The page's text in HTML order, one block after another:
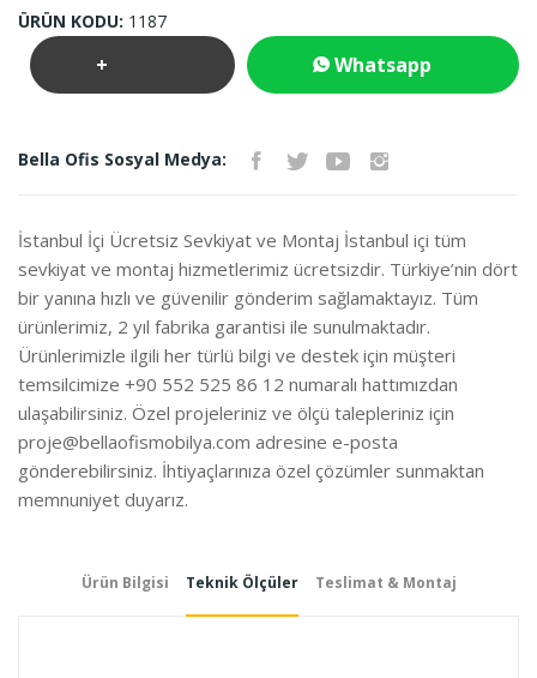
ÜRÜN KODU: 1187
+ Whatsapp
Bella Ofis Sosyal Medya:
İstanbul İçi Ücretsiz Sevkiyat ve Montaj İstanbul içi tüm
sevkiyat ve montaj hizmetlerimiz ücretsizdir. Türkiye’nin dört
bir yanına hızlı ve güvenilir gönderim sağlamaktayız. Tüm
ürünlerimiz, 2 yıl fabrika garantisi ile sunulmaktadır.
Ürünlerimizle ilgili her türlü bilgi ve destek için müşteri
temsilcimize +90 552 525 86 12 numaralı hattımızdan
ulaşabilirsiniz. Özel projeleriniz ve ölçü talepleriniz için
proje@bellaofismobilya.com adresine e-posta
gönderebilirsiniz. İhtiyaçlarınıza özel çözümler sunmaktan
memnuniyet duyarız.
Ürün Bilgisi Teknik Ölçüler Teslimat & Montaj